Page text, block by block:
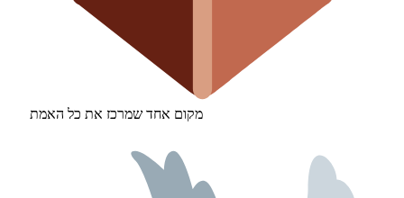
מקום אחד שמרכז את כל האמת